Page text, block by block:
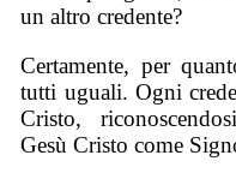
un altro credente?
Certamente, per
tutti uguali. Ogni
Cristo,
Gesù Cristo come